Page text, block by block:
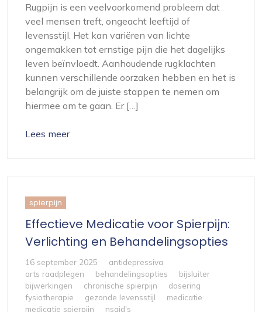
Rugpijn is een veelvoorkomend probleem dat
veel mensen treft, ongeacht leeftijd of
levensstijl. Het kan variëren van lichte
ongemakken tot ernstige pijn die het dagelijks
leven beïnvloedt. Aanhoudende rugklachten
kunnen verschillende oorzaken hebben en het is
belangrijk om de juiste stappen te nemen om
hiermee om te gaan. Er […]
Lees meer
spierpijn
Effectieve Medicatie voor Spierpijn:
Verlichting en Behandelingsopties
16 september 2025
antidepressiva
arts raadplegen
behandelingsopties
bijsluiter
bijwerkingen
chronische spierpijn
dosering
fysiotherapie
gezonde levensstijl
medicatie
medicatie spierpijn
nsaid's